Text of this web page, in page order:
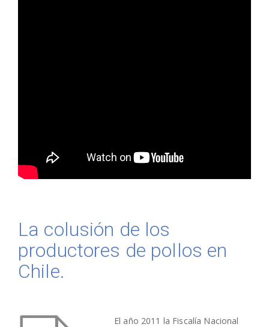
La colusión de los
productores de pollos en
Chile.
El año 2011 la Fiscalía Nacional